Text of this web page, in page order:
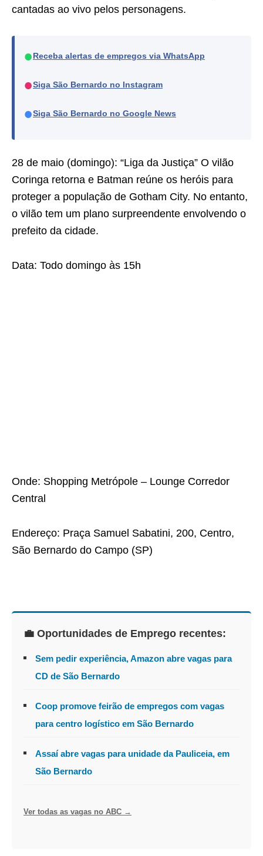
cantadas ao vivo pelos personagens.
● Receba alertas de empregos via WhatsApp
●Siga São Bernardo no Instagram
●Siga São Bernardo no Google News
28 de maio (domingo): “Liga da Justiça” O vilão
Coringa retorna e Batman reúne os heróis para
proteger a população de Gotham City. No entanto,
o vilão tem um plano surpreendente envolvendo o
prefeito da cidade.
Data: Todo domingo às 15h
Onde: Shopping Metrópole – Lounge Corredor
Central
Endereço: Praça Samuel Sabatini, 200, Centro,
São Bernardo do Campo (SP)
💼 Oportunidades de Emprego recentes:
Sem pedir experiência, Amazon abre vagas para
CD de São Bernardo
Coop promove feirão de empregos com vagas
para centro logístico em São Bernardo
Assaí abre vagas para unidade da Pauliceia, em
São Bernardo
Ver todas as vagas no ABC →